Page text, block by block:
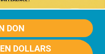
DON
DOLLARS